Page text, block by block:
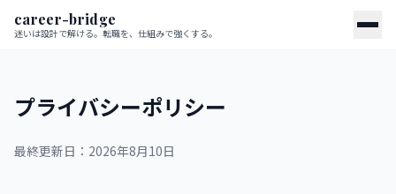
career-bridge
迷いは設計で解ける。転職を、仕組みで強くする。
プライバシーポリシー
最終更新日：2026年8月10日